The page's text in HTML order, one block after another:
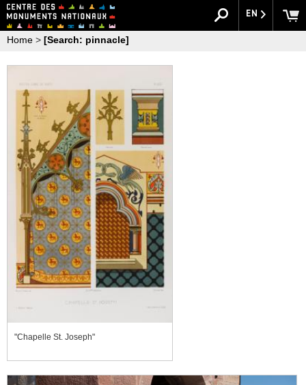
EN
Home > [Search: pinnacle]
"Chapelle St. Joseph"